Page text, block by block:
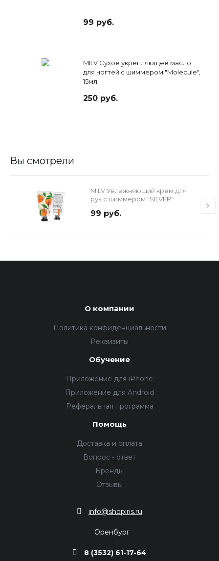
99 руб.
MILV Сухое укрепляющее масло
для ногтей с шиммером "Molecule",
15мл
250 руб.
Вы смотрели
MILV Увлажняющий крем для
рук с шиммером "SILVER"
99 руб.
О компании
Политика конфиденциальности
Реквизиты
Обучение
Приложение для iPhone
Приложение для Android
Реферальная программа
Помощь
Доставка и оплата
Вопрос - ответ
Бренды
Отзывы
info@shopiris.ru
Оренбург
8 (3532) 61-17-64